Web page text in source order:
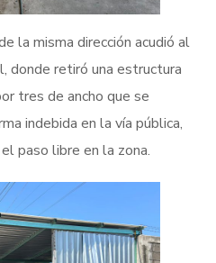
la misma dirección acudió al
donde retiró una estructura
tres de ancho que se
indebida en la vía pública,
paso libre en la zona.